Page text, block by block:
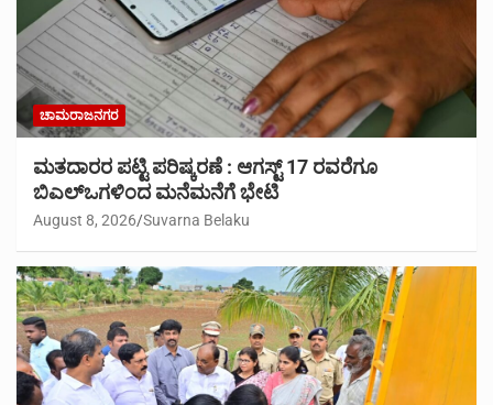
ಚಾಮರಾಜನಗರ
ಮತದಾರರ ಪಟ್ಟಿ ಪರಿಷ್ಕರಣೆ : ಆಗಸ್ಟ್ 17 ರವರೆಗೂ
ಬಿಎಲ್‍ಒಗಳಿಂದ ಮನೆಮನೆಗೆ ಭೇಟಿ
August 8, 2026 Suvarna Belaku